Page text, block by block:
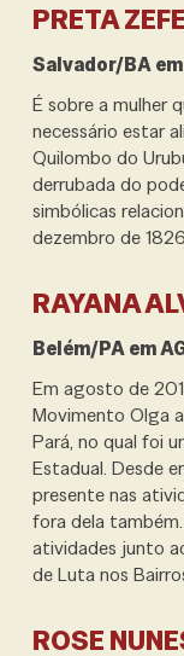
PRETA
Salvador/BA em
É sobre a mulher
necessário estar
Quilombo do
derrubada do
simbólicas
dezembro de
RAYANA
Belém/PA em
Em agosto de
Movimento Olga
Pará, no qual foi
Estadual. Desde
presente nas
fora dela
atividades junto
de Luta nos
ROSE